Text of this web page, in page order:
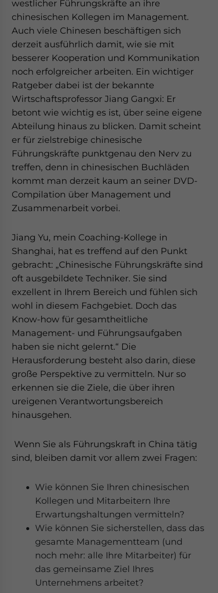
westlicher Führungskräfte an ihre
chinesischen Kollegen im Management.
Auch viele Chinesen beschäftigen sich
derzeit ausführlich damit, wie sie mit
besserer Kooperation und Kommunikation
noch erfolgreicher arbeiten. Ein wichtiger
Ratgeber dabei ist der bekannte
Wirtschaftsprofessor Jiang Gangxi: Er
betont wie wichtig es ist, über seine eigene
Abteilung hinaus zu blicken. Damit scheint
er für zielstrebige chinesische
Führungskräfte punktgenau den Nerv zu
treffen, denn in chinesischen Buchläden
kommt man derzeit kaum an seiner DVD-
Compilation über Management und
Zusammenarbeit vorbei.
Jiang Yu, mein Coaching-Kollege in
Shanghai, hat es treffend auf den Punkt
gebracht: „Chinesische Führungskräfte sind
oft ausgebildete Techniker. Sie sind
exzellent in Ihrem Bereich und fühlen sich
wohl in diesem Fachgebiet. Doch das
Know-how für gesamtheitliche
Management- und Führungsaufgaben
haben sie nicht gelernt.“ Die
Herausforderung besteht also darin, diese
große Perspektive zu vermitteln. Nur so
erkennen sie die Ziele, die über ihren
ureigenen Verantwortungsbereich
hinausgehen.
Wenn Sie als Führungskraft in China tätig
sind, bleiben damit vor allem zwei Fragen:
Wie können Sie Ihren chinesischen
Kollegen und Mitarbeitern Ihre
Erwartungshaltungen vermitteln?
Wie können Sie sicherstellen, dass das
gesamte Managementteam (und
noch mehr: alle Ihre Mitarbeiter) für
das gemeinsame Ziel Ihres
Unternehmens arbeitet?